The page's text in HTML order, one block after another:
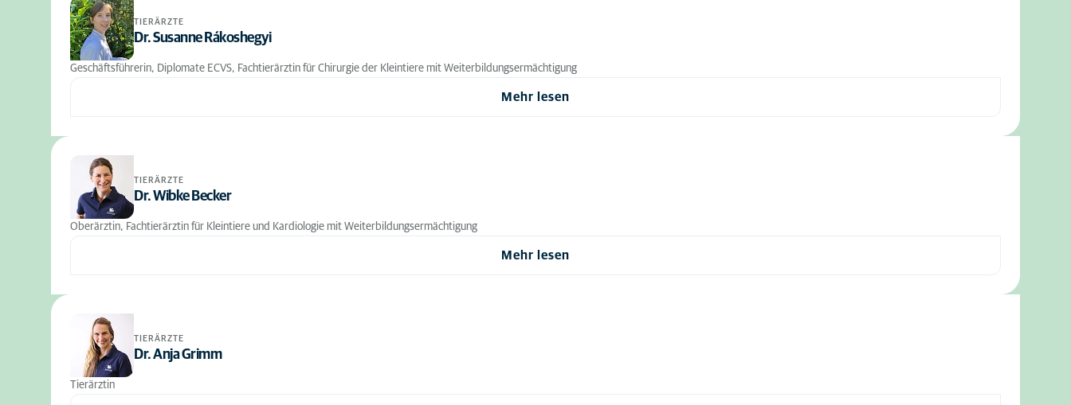
TIERÄRZTE
Dr. Susanne Rákoshegyi
Geschäftsführerin, Diplomate ECVS, Fachtierärztin für Chirurgie der Kleintiere mit Weiterbildungsermächtigung
Mehr lesen
TIERÄRZTE
Dr. Wibke Becker
Oberärztin, Fachtierärztin für Kleintiere und Kardiologie mit Weiterbildungsermächtigung
Mehr lesen
TIERÄRZTE
Dr. Anja Grimm
Tierärztin